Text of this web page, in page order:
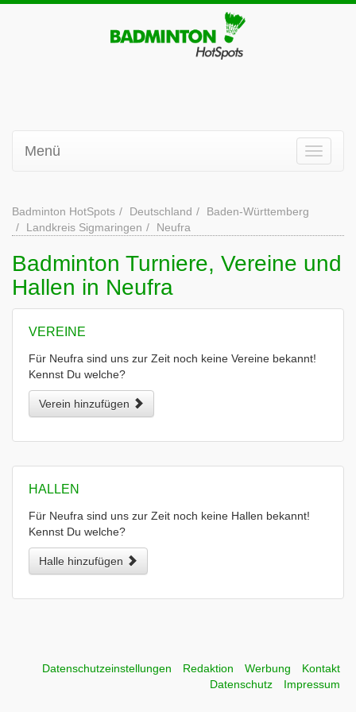
Menü
Badminton HotSpots Deutschland
Baden-Württemberg
Landkreis Sigmaringen
Neufra
Badminton Turniere, Vereine und
Hallen in Neufra
VEREINE
Für Neufra sind uns zur Zeit noch keine Vereine bekannt!
Kennst Du welche?
Verein hinzufügen
HALLEN
Für Neufra sind uns zur Zeit noch keine Hallen bekannt!
Kennst Du welche?
Halle hinzufügen
Datenschutzeinstellungen Redaktion Werbung
Kontakt
Datenschutz
Impressum